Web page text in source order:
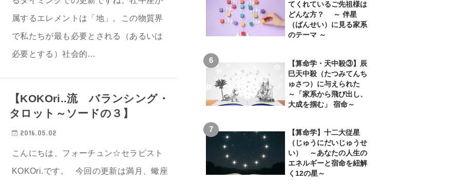
属するエレメントは「地」。この物質界
で私たちが最も必要とされる（あるいは
必要とする）社会的…
【KOKOri..流 バランシング・
タロット～ソードの３】
2016.05.02
こんにちは、フォーチュン☆セラピスト
KOKOri.です。 今回の更新は満月、蠍座
てくれているご先祖様は
どんな方？ ～ 伴星
（ばんせい）に見る家系
のテーマ ～
【算命学・天中殺③】辰
巳天中殺（たつみてんち
ゅさつ）に与えられた
～「家系から飛び出し、
大成を掴む」 宿命～
【算命学】十二大従星
（じゅうにだいじゅうせ
い） ～あなたの人生の
エネルギーと宿命を紐解
く12の星～